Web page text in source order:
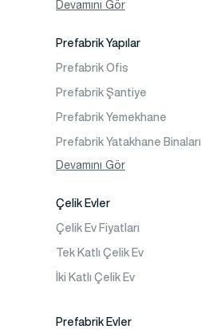
Fotoğraf Galeri
Devamını Gör
Prefabrik Yapılar
Prefabrik Ofis
Prefabrik Şantiye
Prefabrik Yemekhane
Prefabrik Yatakhane Binaları
Prefabrik Dükkan
Prefabrik Acil Afet Binaları
Devamını Gör
Çelik Evler
Çelik Ev Fiyatları
Tek Katlı Çelik Ev
İki Katlı Çelik Ev
Prefabrik Evler